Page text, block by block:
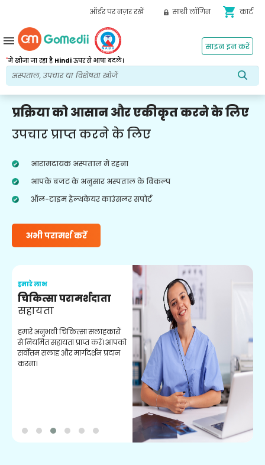
ऑर्डर पर नज़र रखें साथी लॉगिन shopping_cart कार्ट
*में खोजा जा रहा है Hindiऊपर से भाषा बदलें।
साइन इन करें
menu
प्रक्रिया को आसान और एकीकृत करने के लिए
उपचार प्राप्त करने के लिए
आरामदायक अस्पताल में रहना
आपके बजट के अनुसार अस्पताल के विकल्प
ऑल-टाइम हेल्थकेयर काउंसलर सपोर्ट
अभी परामर्श करें
हमारे लाभ
चिकित्सा परामर्शदाता
सहायता
हमारे अनुभवी चिकित्सा सलाहकारों
से नियमित सहायता प्राप्त करें। आपको
सर्वोत्तम सलाह और मार्गदर्शन प्रदान
करना।